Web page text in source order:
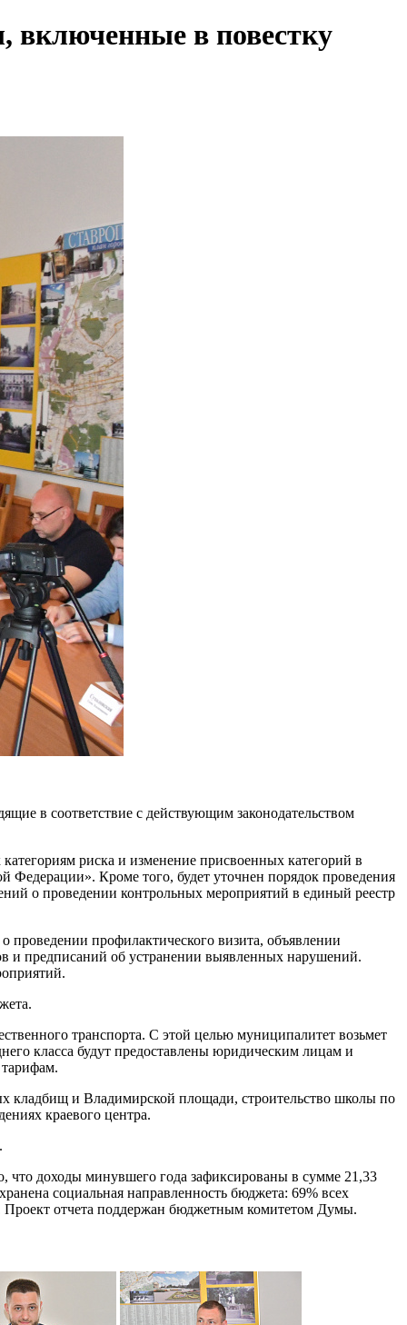
включенные в повестку
в соответствие с действующим законодательством
риска и изменение присвоенных категорий в
Федерации». Кроме того, будет уточнен порядок проведения
о проведении контрольных мероприятий в единый реестр
профилактического визита, объявлении
и предписаний об устранении выявленных нарушений.
транспорта. С этой целью муниципалитет возьмет
класса будут предоставлены юридическим лицам и
кладбищ и Владимирской площади, строительство школы по
краевого центра.
что доходы минувшего года зафиксированы в сумме 21,33
социальная направленность бюджета: 69% всех
Проект отчета поддержан бюджетным комитетом Думы.